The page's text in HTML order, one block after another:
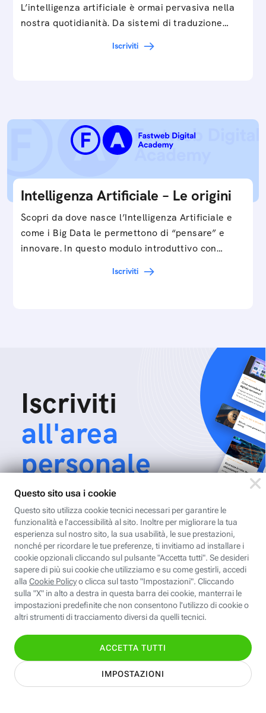
L’intelligenza artificiale è ormai pervasiva nella
nostra quotidianità. Da sistemi di traduzione
Iscriviti
Intelligenza Artificiale – Le origini
Scopri da dove nasce l’Intelligenza Artificiale e
come i Big Data le permettono di “pensare” e
innovare. In questo modulo introduttivo con
Iscriviti
Iscriviti
all'area
personale
Per ricevere Newsletter, scaricare eBook,
creare playlist vocali e accedere ai corsi
della Fastweb Digital Academy a te
dedicati.
Leggi l'informativa
Cognome